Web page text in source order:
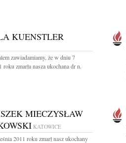
KUENSTLER
zawiadamiamy, że w dniu 7
roku zmarła nasza ukochana dr n.
MIECZYSŁAW
KATOWICE
2011 roku zmarł nasz ukochany